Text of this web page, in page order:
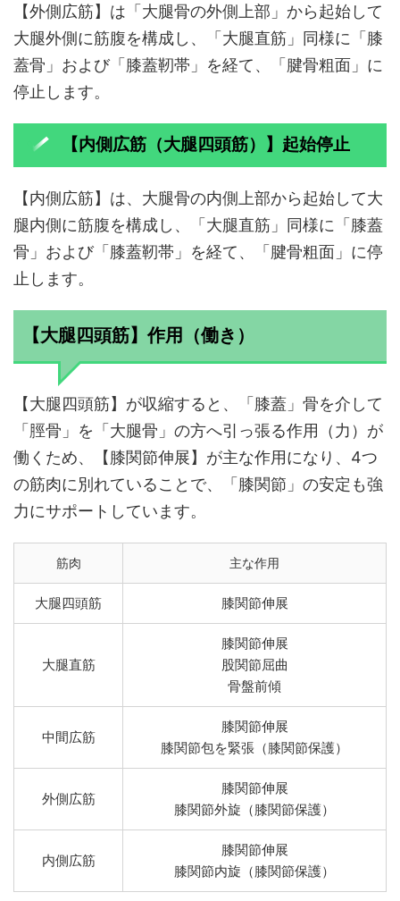
【外側広筋】は「大腿骨の外側上部」から起始して
大腿外側に筋腹を構成し、「大腿直筋」同様に「膝
蓋骨」および「膝蓋靭帯」を経て、「腱骨粗面」に
停止します。
【内側広筋（大腿四頭筋）】起始停止
【内側広筋】は、大腿骨の内側上部から起始して大
腿内側に筋腹を構成し、「大腿直筋」同様に「膝蓋
骨」および「膝蓋靭帯」を経て、「腱骨粗面」に停
止します。
【大腿四頭筋】作用（働き）
【大腿四頭筋】が収縮すると、「膝蓋」骨を介して
「脛骨」を「大腿骨」の方へ引っ張る作用（力）が
働くため、【膝関節伸展】が主な作用になり、4つ
の筋肉に別れていることで、「膝関節」の安定も強
力にサポートしています。
筋肉 主な作用
大腿四頭筋 膝関節伸展
大腿直筋
膝関節伸展
股関節屈曲
骨盤前傾
中間広筋
膝関節伸展
膝関節包を緊張（膝関節保護）
外側広筋
膝関節伸展
膝関節外旋（膝関節保護）
内側広筋
膝関節伸展
膝関節内旋（膝関節保護）